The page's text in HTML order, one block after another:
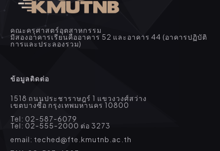
คณะครุศาสตร์อุตสาหกรรม
มีสองอาคารเรียนคืออาคาร 52 และอาคาร 44 (อาคารปฏิบัติ
การและประลองรวม)
ข้อมูลติดต่อ
1518 ถนนประชาราษฎร์ 1 แขวงวงศ์สว่าง
เขตบางซื่อ กรุงเทพมหานคร 10800
Tel: 02-587-6079
Tel: 02-555-2000 ต่อ 3273
email: teched@fte.kmutnb.ac.th